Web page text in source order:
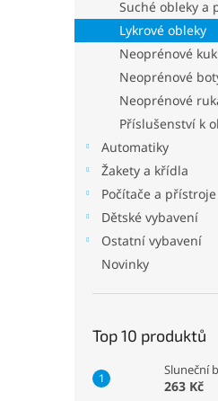
a
n
Suché obleky a
Lykrové obleky
Neoprénové
Neoprénové
Neoprénové
Příslušenství k
Automatiky
Žakety a křídla
Počítače a přístroje
Dětské vybavení
Ostatní vybavení
Novinky
Top 10 produktů
Sluneční
263 Kč